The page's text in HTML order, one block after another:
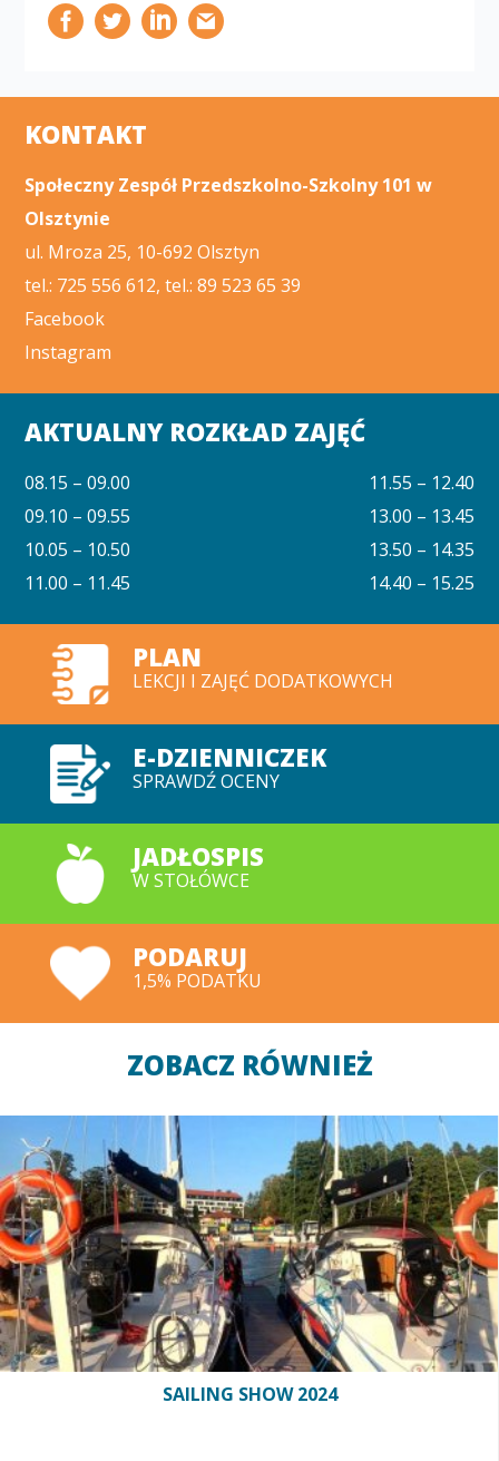
KONTAKT
Społeczny Zespół Przedszkolno-Szkolny 101 w
Olsztynie
ul. Mroza 25, 10-692 Olsztyn
tel.: 725 556 612, tel.: 89 523 65 39
Facebook
Instagram
AKTUALNY ROZKŁAD ZAJĘĆ
08.15 – 09.00
09.10 – 09.55
10.05 – 10.50
11.00 – 11.45
11.55 – 12.40
13.00 – 13.45
13.50 – 14.35
14.40 – 15.25
PLAN
LEKCJI I ZAJĘĆ DODATKOWYCH
E-DZIENNICZEK
SPRAWDŹ OCENY
JADŁOSPIS
W STOŁÓWCE
PODARUJ
1,5% PODATKU
ZOBACZ RÓWNIEŻ
SAILING SHOW 2024